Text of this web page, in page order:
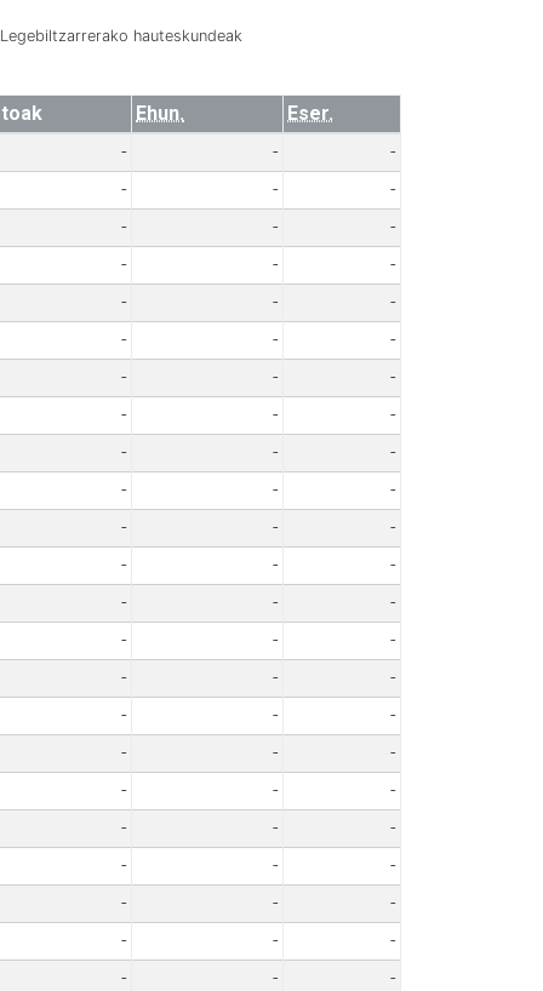
hauteskundeak
Ehun.
Eser.
- -
-
- -
-
- -
-
- -
-
- -
-
- -
-
- -
-
- -
-
- -
-
- -
-
- -
-
- -
-
- -
-
- -
-
- -
-
- -
-
- -
-
- -
-
- -
-
- -
-
- -
-
- -
-
- -
-